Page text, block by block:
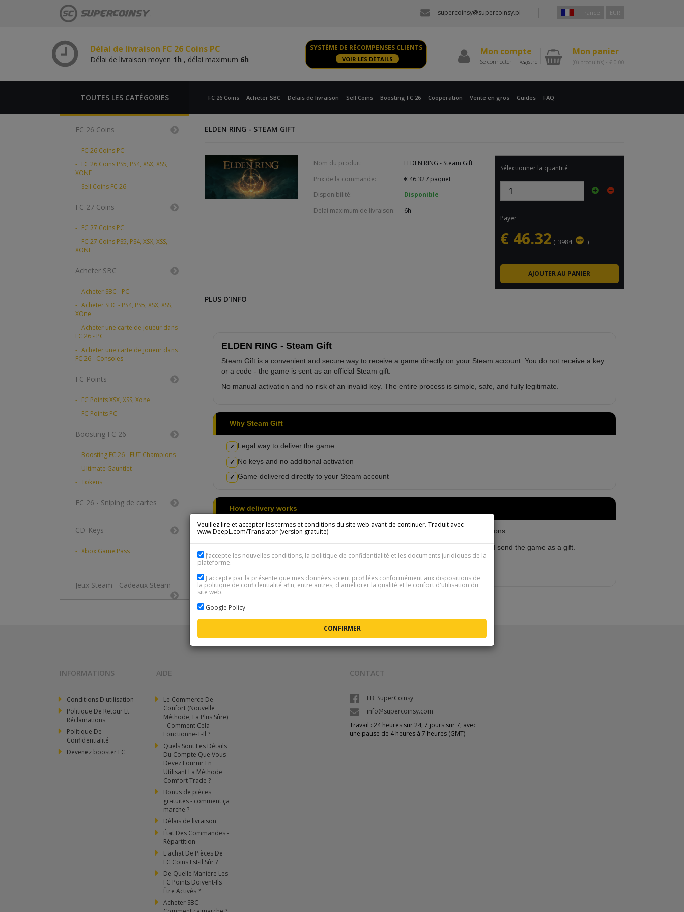
supercoinsy@supercoinsy.pl France EUR
Délai de livraison FC 26 Coins PC
Délai de livraison moyen 1h , délai maximum 6h
SYSTÈME DE RÉCOMPENSES CLIENTS
VOIR LES DÉTAILS
Mon compte
Se connecter | Registre
Mon panier
(0) produit(s) - € 0.00
TOUTES LES CATÉGORIES FC 26 Coins Acheter SBC Delais de livraison Sell Coins Boosting FC 26 Cooperation Vente en gros Guides FAQ
FC 26 Coins
FC 26 Coins PC
FC 26 Coins PS5, PS4, XSX, XSS,
XONE
Sell Coins FC 26
FC 27 Coins
FC 27 Coins PC
FC 27 Coins PS5, PS4, XSX, XSS,
XONE
Acheter SBC
Acheter SBC - PC
Acheter SBC - PS4, PS5, XSX, XSS,
XOne
Acheter une carte de joueur dans
FC 26 - PC
Acheter une carte de joueur dans
FC 26 - Consoles
FC Points
FC Points XSX, XSS, Xone
FC Points PC
Boosting FC 26
Boosting FC 26 - FUT Champions
Ultimate Gauntlet
Tokens
FC 26 - Sniping de cartes
CD-Keys
Xbox Game Pass
Jeux Steam - Cadeaux Steam
ELDEN RING - STEAM GIFT
Nom du produit:
ELDEN RING - Steam Gift
Prix de la commande:
€ 46.32/ paquet
Disponibilité:
Disponible
Délai maximum de livraison:
6h
Sélectionner la quantité
Payer
€ 46.32 ( 3984 )
PLUS D'INFO
ELDEN RING - Steam Gift
Steam Gift is a convenient and secure way to receive a game directly on your Steam account. You do not receive a key
or a code - the game is sent as an official Steam gift.
No manual activation and no risk of an invalid key. The entire process is simple, safe, and fully legitimate.
Why Steam Gift
✓ Legal way to deliver the game
✓ No keys and no additional activation
✓ Game delivered directly to your Steam account
How delivery works
1 Once your payment is confirmed, we will send you an email with further instructions.
You will receive a unique link that allows us to add you as a friend on Steam and send the game as a gift.
INFORMATIONS
Conditions D'utilisation
Politique De Retour Et
Réclamations
Politique De
Confidentialité
Devenez booster FC
AIDE
Le Commerce De
Confort (Nouvelle
Méthode, La Plus Sûre)
- Comment Cela
Fonctionne-T-Il ?
Quels Sont Les Détails
Du Compte Que Vous
Devez Fournir En
Utilisant La Méthode
Comfort Trade ?
Bonus de pièces
gratuites - comment ça
marche ?
Délais de livraison
État Des Commandes -
Répartition
L'achat De Pièces De
FC Coins Est-Il Sûr ?
De Quelle Manière Les
FC Points Doivent-Ils
Être Activés ?
Acheter SBC –
CONTACT
FB: SuperCoinsy
info@supercoinsy.com
Travail : 24 heures sur 24, 7 jours sur 7, avec
une pause de 4 heures à 7 heures (GMT)
Veuillez lire et accepter les termes et conditions du site web avant de continuer. Traduit avec
www.DeepL.com/Translator (version gratuite)
J’accepte les nouvelles conditions, la politique de confidentialité et les documents juridiques de la
plateforme.
J'accepte par la présente que mes données soient profilées conformément aux dispositions de
la politique de confidentialité afin, entre autres, d'améliorer la qualité et le confort d'utilisation du
site web.
Google Policy